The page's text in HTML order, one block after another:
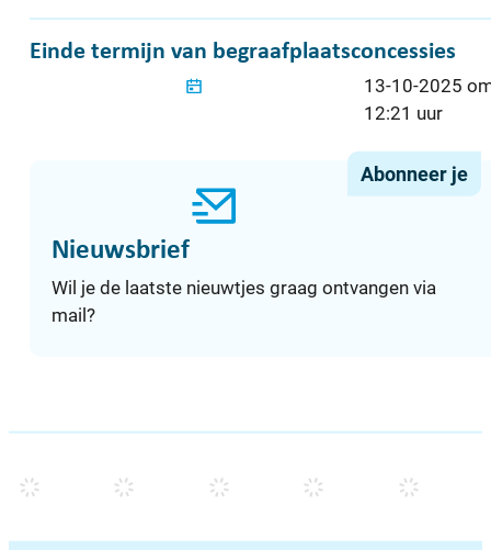
Einde termijn van begraafplaatsconcessies
Einde termijn van begraafplaatsconcessies
Gepubliceerd
13-10-2025
12:21 uur
Nieuwsbrief
Wil je de laatste nieuwtjes graag ontvangen via
mail?
Abonneer je